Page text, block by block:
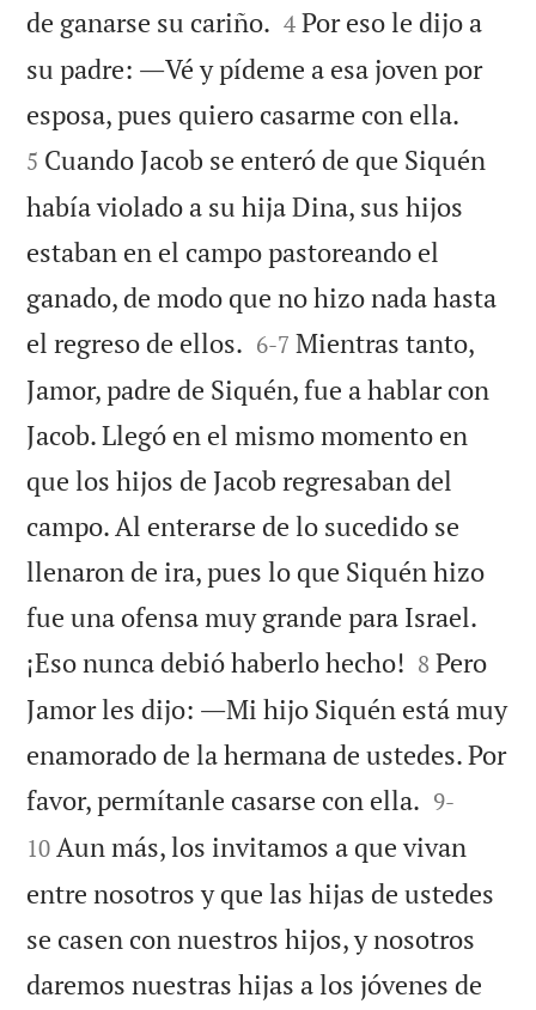
de ganarse su cariño. 

4 Por eso le dijo a
su padre: ―Vé y pídeme a esa joven por
esposa, pues quiero casarme con ella.
5 Cuando Jacob se enteró de que Siquén
había violado a su hija Dina, sus hijos
estaban en el campo pastoreando el
ganado, de modo que no hizo nada hasta
el regreso de ellos. 

6-7 Mientras tanto,
Jamor, padre de Siquén, fue a hablar con
Jacob. Llegó en el mismo momento en
que los hijos de Jacob regresaban del
campo. Al enterarse de lo sucedido se
llenaron de ira, pues lo que Siquén hizo
fue una ofensa muy grande para Israel.
¡Eso nunca debió haberlo hecho! 

8 Pero
Jamor les dijo: ―Mi hijo Siquén está muy
enamorado de la hermana de ustedes. Por
favor, permítanle casarse con ella. 

9-
10 Aun más, los invitamos a que vivan
entre nosotros y que las hijas de ustedes
se casen con nuestros hijos, y nosotros
daremos nuestras hijas a los jóvenes de